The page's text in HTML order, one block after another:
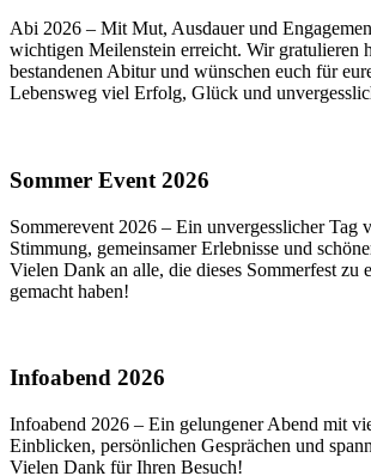
Abi 2026 – Mit Mut, Ausdauer und
wichtigen Meilenstein erreicht. Wir gratulieren
bestandenen Abitur und wünschen euch für
Lebensweg viel Erfolg, Glück und
Sommer Event 2026
Sommerevent 2026 – Ein unvergesslicher Tag
Stimmung, gemeinsamer Erlebnisse und
Vielen Dank an alle, die dieses Sommerfest zu
gemacht haben!
Infoabend 2026
Infoabend 2026 – Ein gelungener Abend mit
Einblicken, persönlichen Gesprächen und
Vielen Dank für Ihren Besuch!